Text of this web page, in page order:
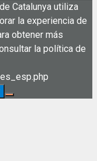
Catalunya utiliza
la experiencia de
obtener más
la política de